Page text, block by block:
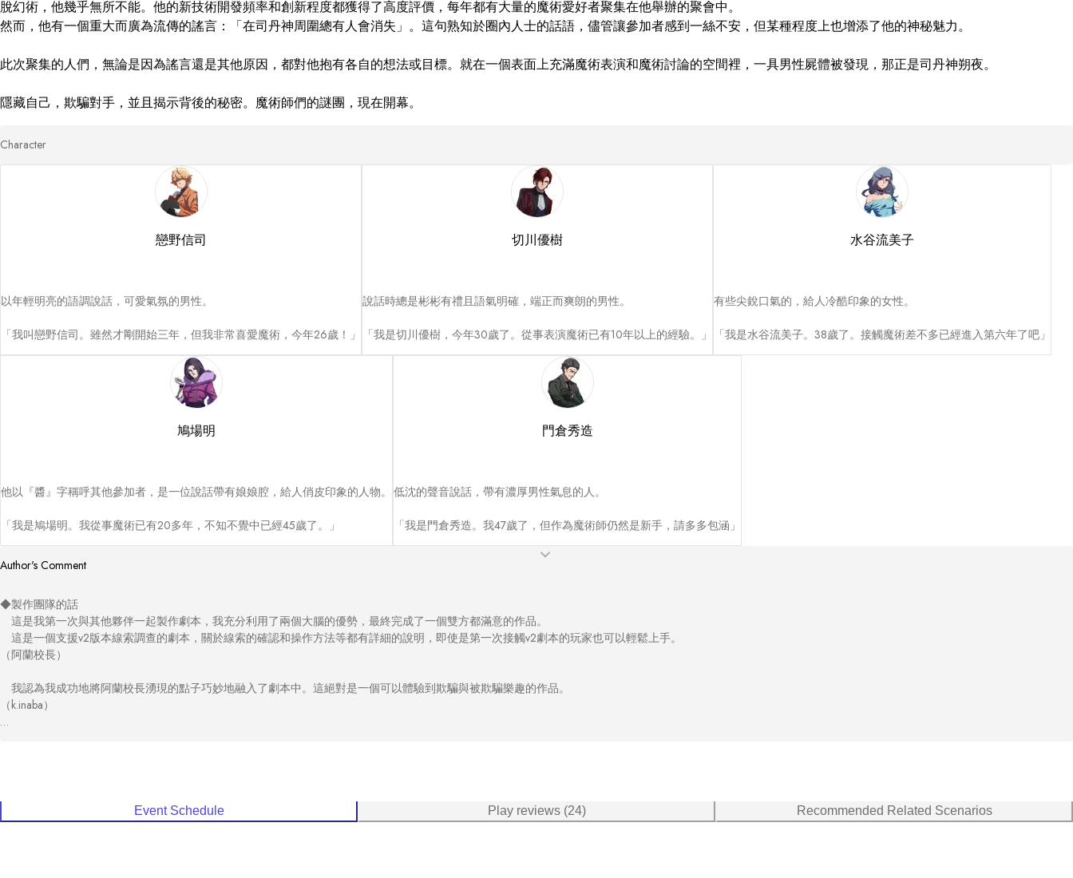
脫幻術，他幾乎無所不能。他的新技術開發頻率和創新程度都獲得了高度評價，每年都有大量的魔術愛好者聚集在他舉辦的聚會中。
然而，他有一個重大而廣為流傳的謠言：「在司丹神周圍總有人會消失」。這句熟知於圈內人士的話語，儘管讓參加者感到一絲不安，但某種程度上也增添了他的神秘魅力。
此次聚集的人們，無論是因為謠言還是其他原因，都對他抱有各自的想法或目標。就在一個表面上充滿魔術表演和魔術討論的空間裡，一具男性屍體被發現，那正是司丹神朔夜。
隱藏自己，欺騙對手，並且揭示背後的秘密。魔術師們的謎團，現在開幕。
Character
戀野信司
以年輕明亮的語調說話，可愛氣氛的男性。
「我叫戀野信司。雖然才剛開始三年，但我非常喜愛魔術，今年26歲！」
切川優樹
說話時總是彬彬有禮且語氣明確，端正而爽朗的男性。
「我是切川優樹，今年30歲了。從事表演魔術已有10年以上的經驗。」
水谷流美子
有些尖銳口氣的，給人冷酷印象的女性。
「我是水谷流美子。38歲了。接觸魔術差不多已經進入第六年了吧」
鳩場明
他以『醬』字稱呼其他參加者，是一位說話帶有娘娘腔，給人俏皮印象的人物。
「我是鳩場明。我從事魔術已有20多年，不知不覺中已經45歲了。」
門倉秀造
低沈的聲音說話，帶有濃厚男性氣息的人。
「我是門倉秀造。我47歲了，但作為魔術師仍然是新手，請多多包涵」
Author's Comment
◆製作團隊的話
這是我第一次與其他夥伴一起製作劇本，我充分利用了兩個大腦的優勢，最終完成了一個雙方都滿意的作品。
這是一個支援v2版本線索調查的劇本，關於線索的確認和操作方法等都有詳細的說明，即使是第一次接觸v2劇本的玩家也可以輕鬆上手。
（阿蘭校長）
我認為我成功地將阿蘭校長湧現的點子巧妙地融入了劇本中。這絕對是一個可以體驗到欺騙與被欺騙樂趣的作品。
（k.inaba）
・懸窩UZU的革命來了！！！ 雖然文字量稍多但請加油！ 這是一個推理與扮演都非常令人滿意的劇本！（N先生）
Event Schedule Play reviews (24) Recommended Related Scenarios